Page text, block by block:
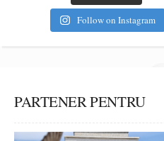
Follow on Instagram
PARTENER PENTRU